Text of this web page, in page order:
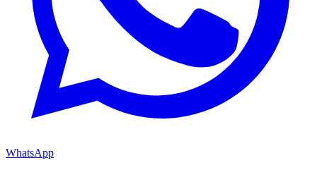
WhatsApp